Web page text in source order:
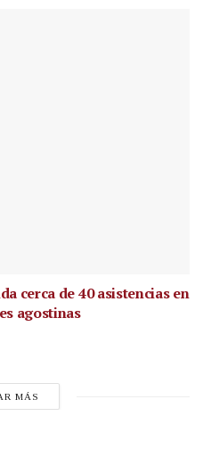
cerca de 40 asistencias en
agostinas
MÁS